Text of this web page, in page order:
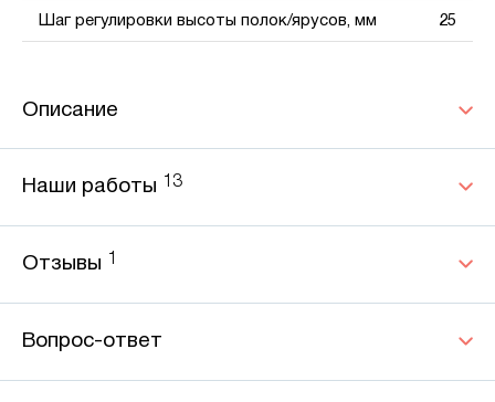
Шаг регулировки высоты полок/ярусов, мм 25
Описание
Наши работы 13
Отзывы 1
Вопрос-ответ